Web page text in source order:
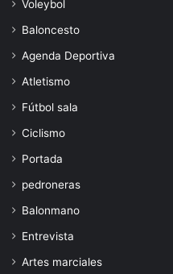
Voleybol
Baloncesto
Agenda Deportiva
Atletismo
Fútbol sala
Ciclismo
Portada
pedroneras
Balonmano
Entrevista
Artes marciales